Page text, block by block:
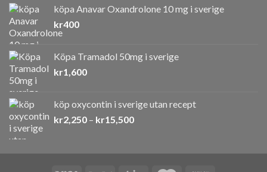
priset priset
köpa Anavar Oxandrolone 10 mg i sverige
kr400
Köpa Tramadol 50mg i sverige
kr1,600
köp oxycontin i sverige utan recept
kr2,250 – kr15,500Prisintervall:
kr15,500